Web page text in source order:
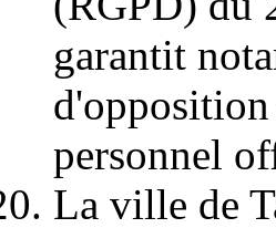
garantit
d'opposition
personnel
La ville de